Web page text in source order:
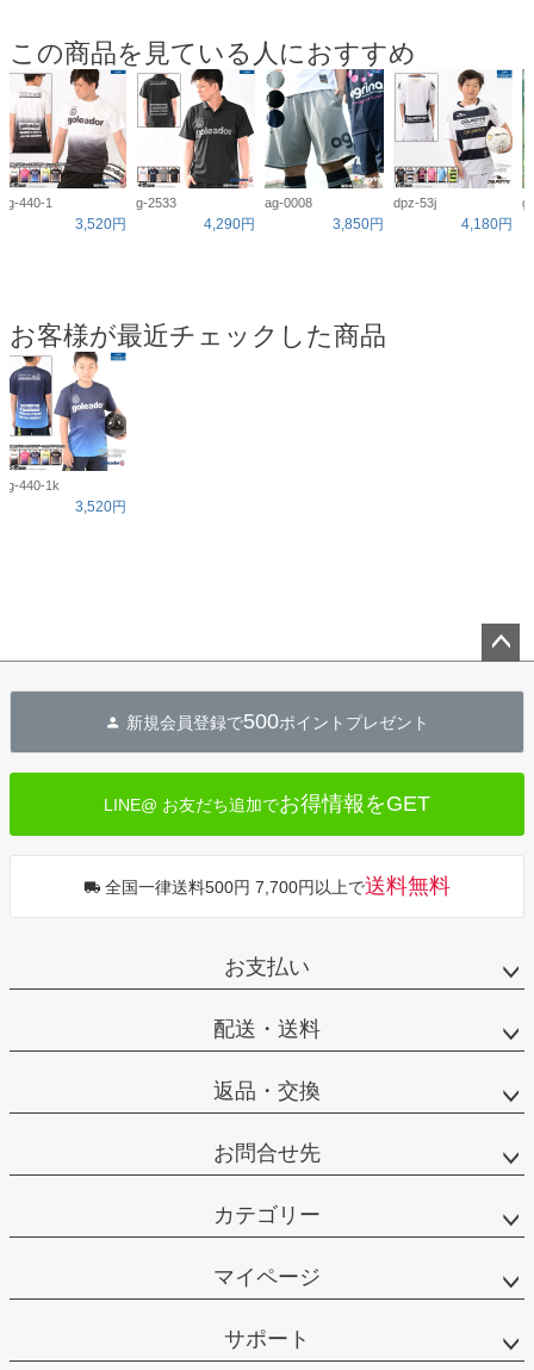
この商品を見ている人におすすめ
g-440-1
3,520円
g-2533
4,290円
ag-0008
3,850円
dpz-53j
4,180円
お客様が最近チェックした商品
g-440-1k
3,520円
へ
新規会員登録で500ポイントプレゼント
LINE@ お友だち追加でお得情報をGET
全国一律送料500円 7,700円以上で送料無料
お支払い
配送・送料
返品・交換
お問合せ先
カテゴリー
マイページ
サポート